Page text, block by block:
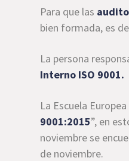
Para que las
bien formada, es
La persona
Interno ISO 9001.
La Escuela
9001:2015”, en
noviembre se
de noviembre.